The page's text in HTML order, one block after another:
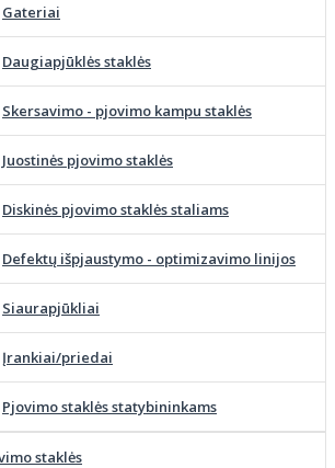
Gateriai
Daugiapjūklės staklės
Skersavimo - pjovimo kampu staklės
Juostinės pjovimo staklės
Diskinės pjovimo staklės staliams
Defektų išpjaustymo - optimizavimo linijos
Siaurapjūkliai
Įrankiai/priedai
Pjovimo staklės statybininkams
staklės